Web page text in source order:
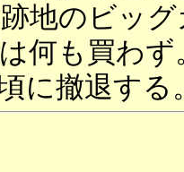
地のビッ
何も買わず
に撤退する